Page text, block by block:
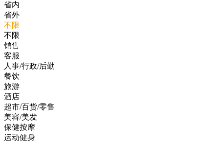
省内
省外
不限
不限
销售
客服
人事/行政/后勤
餐饮
旅游
酒店
超市/百货/零售
美容/美发
保健按摩
运动健身